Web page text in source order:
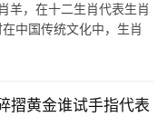
羊，在十二生肖代表生肖
中国传统文化中，生肖
意象，下面我们将深入
摺黄金谁试手指代表